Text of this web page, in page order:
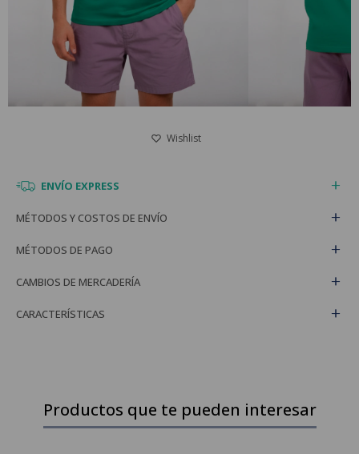
ENVÍO EXPRESS
MÉTODOS Y COSTOS DE ENVÍO
MÉTODOS DE PAGO
CAMBIOS DE MERCADERÍA
CARACTERÍSTICAS
Productos que te pueden interesar